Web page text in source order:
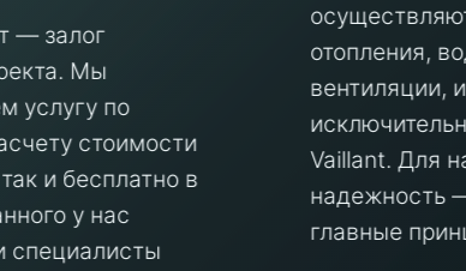
Мы
по
стоимости
в
нас
осуществляют
отопления,
вентиляции,
исключительно
Vaillant. Для нас
надежность — не
главные принципы